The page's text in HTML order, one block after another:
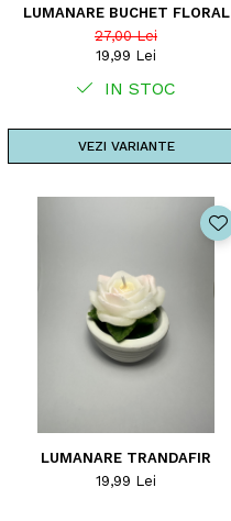
LUMANARE BUCHET FLORAL
27,00 Lei
19,99 Lei
IN STOC
VEZI VARIANTE
LUMANARE TRANDAFIR
19,99 Lei